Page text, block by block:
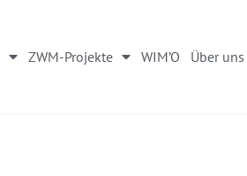
ZWM-Projekte WIM’O Über uns